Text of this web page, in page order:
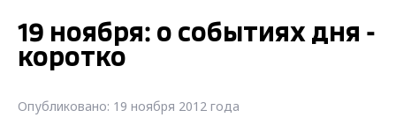
19 ноября: о событиях дня -
коротко
Опубликовано: 19 ноября 2012 года